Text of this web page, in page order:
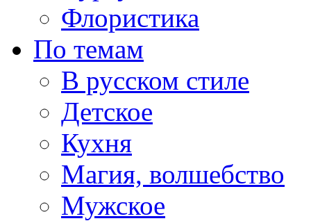
Флористика
По темам
В русском стиле
Детское
Кухня
Магия, волшебство
Мужское